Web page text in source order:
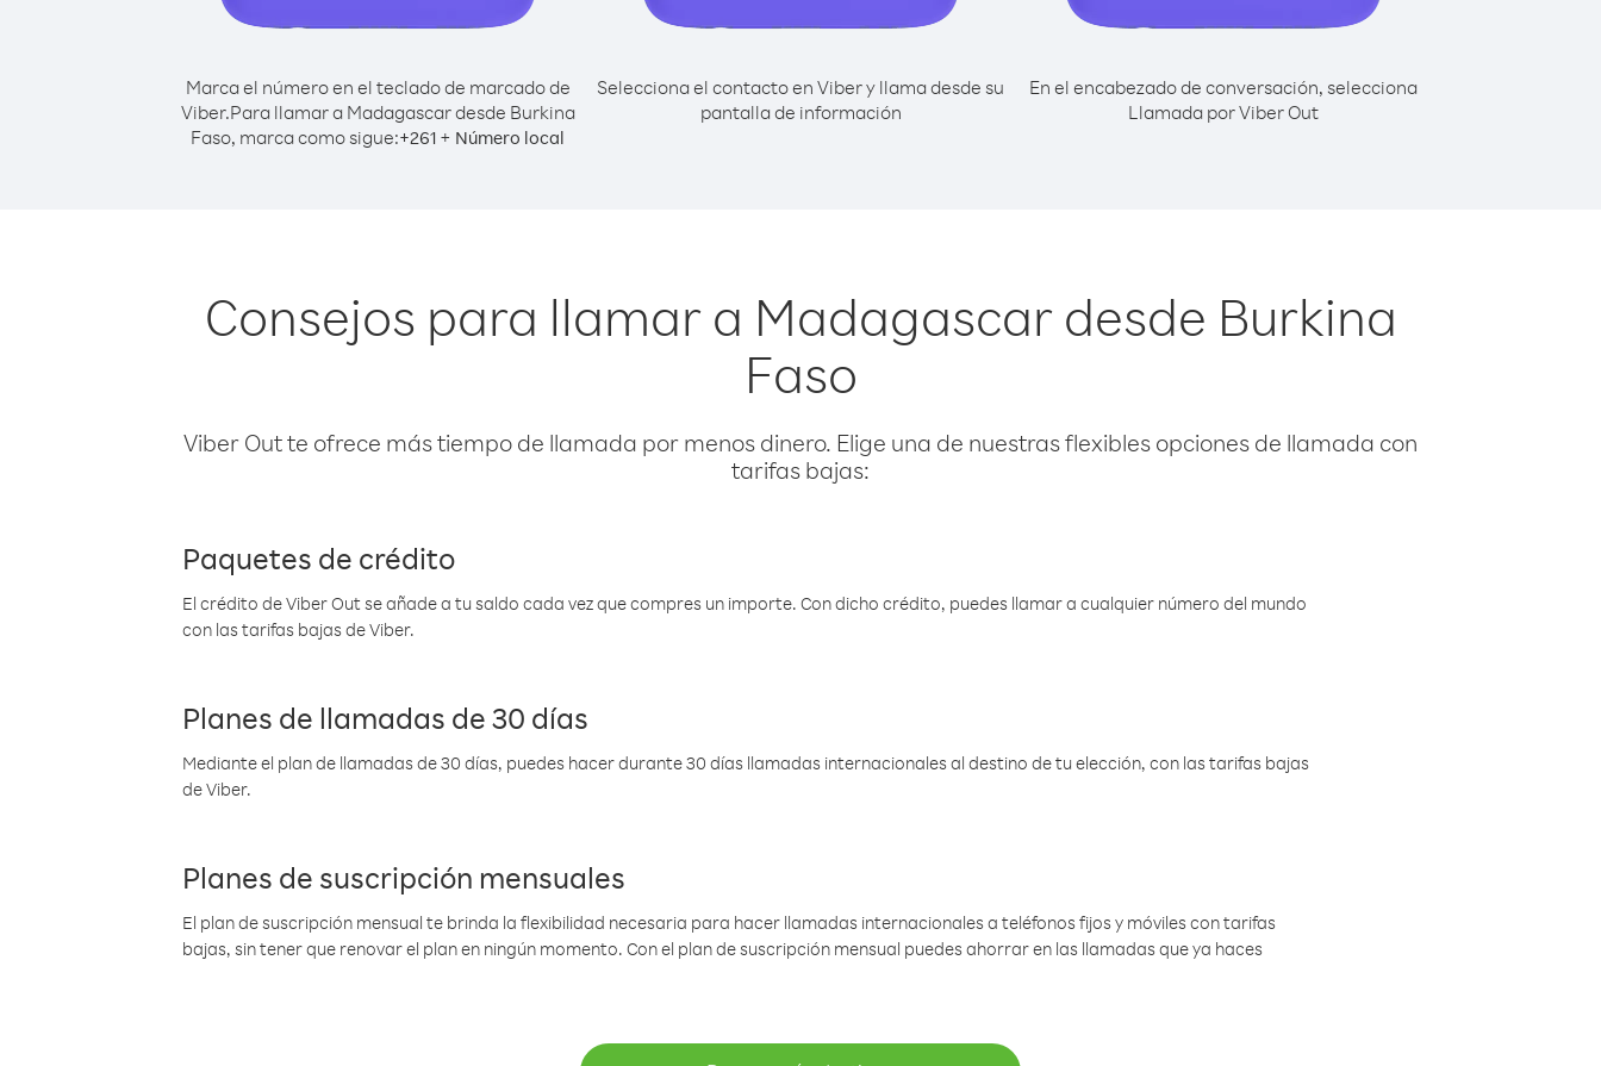
Marca el número en el teclado de marcado de
Viber.Para llamar a Madagascar desde Burkina
Faso, marca como sigue:+261 + Número local
Selecciona el contacto en Viber y llama desde su
pantalla de información
En el encabezado de conversación, selecciona
Llamada por Viber Out
Consejos para llamar a Madagascar desde Burkina
Faso
Viber Out te ofrece más tiempo de llamada por menos dinero. Elige una de nuestras flexibles opciones de llamada con
tarifas bajas:
Paquetes de crédito
El crédito de Viber Out se añade a tu saldo cada vez que compres un importe. Con dicho crédito, puedes llamar a cualquier número del mundo
con las tarifas bajas de Viber.
Planes de llamadas de 30 días
Mediante el plan de llamadas de 30 días, puedes hacer durante 30 días llamadas internacionales al destino de tu elección, con las tarifas bajas
de Viber.
Planes de suscripción mensuales
El plan de suscripción mensual te brinda la flexibilidad necesaria para hacer llamadas internacionales a teléfonos fijos y móviles con tarifas
bajas, sin tener que renovar el plan en ningún momento. Con el plan de suscripción mensual puedes ahorrar en las llamadas que ya haces